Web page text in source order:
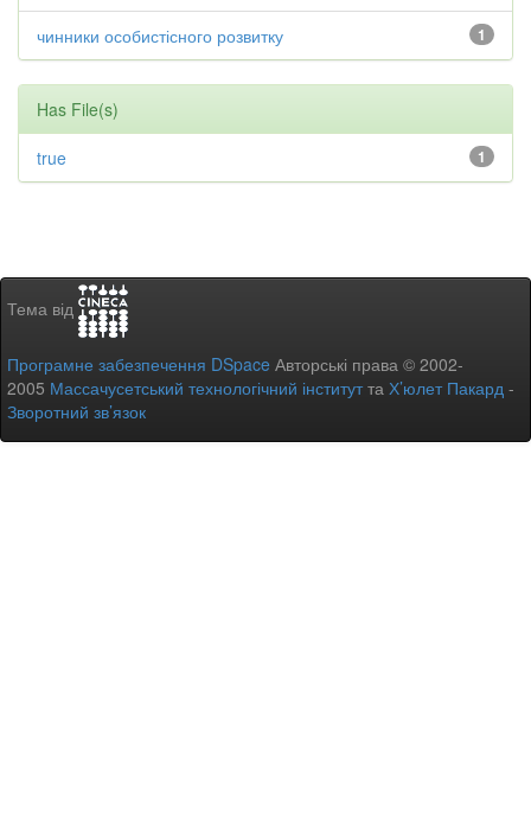
1
чинники особистісного розвитку
Has File(s)
1
true
Тема від
Програмне забезпечення DSpace Авторські права © 2002-
2005 Массачусетський технологічний інститутта Х’юлет Пакард -
Зворотний зв’язок